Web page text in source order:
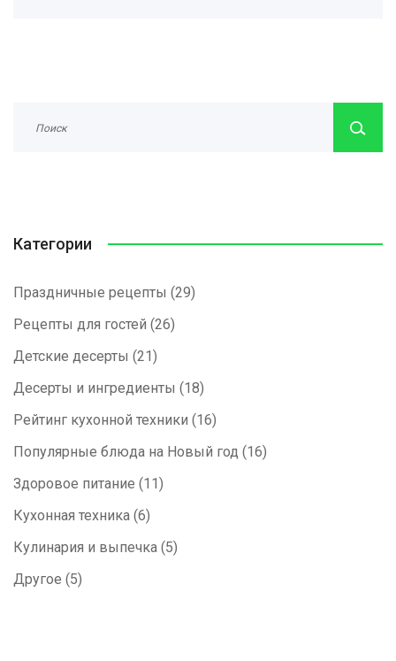
Категории
Праздничные рецепты (29)
Рецепты для гостей (26)
Детские десерты (21)
Десерты и ингредиенты (18)
Рейтинг кухонной техники (16)
Популярные блюда на Новый год (16)
Здоровое питание (11)
Кухонная техника (6)
Кулинария и выпечка (5)
Другое (5)